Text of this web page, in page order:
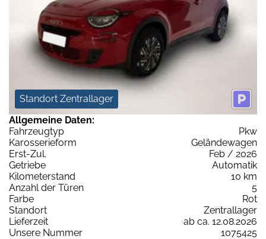
Standort Zentrallager
Allgemeine Daten:
Fahrzeugtyp
Pkw
Karosserieform
Geländewagen
Erst-Zul.
Feb / 2026
Getriebe
Automatik
Kilometerstand
10 km
Anzahl der Türen
5
Farbe
Rot
Standort
Zentrallager
Lieferzeit
ab ca. 12.08.2026
Unsere Nummer
1075425